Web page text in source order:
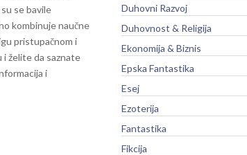
se bavile
kombinuje naučne
pristupačnom i
želite da saznate
i
Duhovni Razvoj
Duhovnost & Religija
Ekonomija & Biznis
Epska Fantastika
Esej
Ezoterija
Fantastika
Fikcija